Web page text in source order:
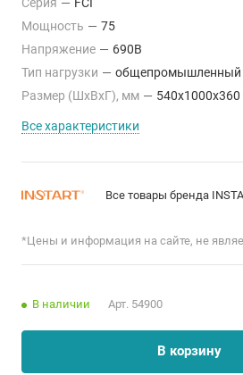
Мощность — 75
Напряжение — 690В
Тип нагрузки — общепромышленный
Размер (ШхВхГ), мм — 540x1000x360
Все характеристики
Все товары бренда
*Цены и информация на сайте, не
В наличии Арт. 54900
В корзину